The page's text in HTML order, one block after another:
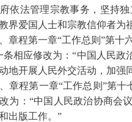
依法管理宗教事务，坚持
界爱国人士和宗教信仰者为
程第一章“工作总则”第十六
条相应修改为：“中国人民
地开展人民外交活动，加强
程第一章“工作总则”第十
为：“中国人民政治协商会
出版工作。”